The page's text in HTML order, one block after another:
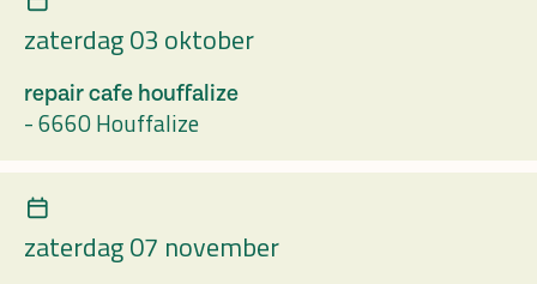
zaterdag 03 oktober
repair cafe houffalize
-6660 Houffalize
zaterdag 07 november